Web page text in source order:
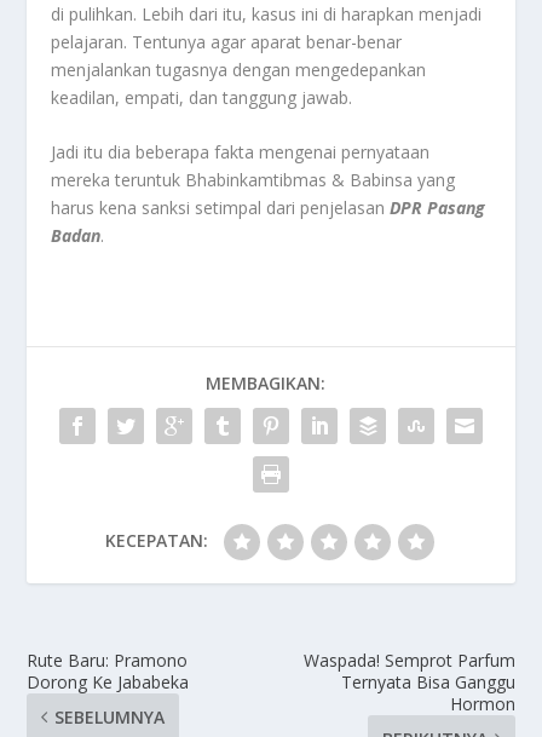
di pulihkan. Lebih dari itu, kasus ini di harapkan menjadi
pelajaran. Tentunya agar aparat benar-benar
menjalankan tugasnya dengan mengedepankan
keadilan, empati, dan tanggung jawab.
Jadi itu dia beberapa fakta mengenai pernyataan
mereka teruntuk Bhabinkamtibmas & Babinsa yang
harus kena sanksi setimpal dari penjelasanDPR Pasang
Badan.
MEMBAGIKAN:
KECEPATAN:
Rute Baru: Pramono
Dorong Ke Jababeka
SEBELUMNYA
Waspada! Semprot Parfum
Ternyata Bisa Ganggu
Hormon